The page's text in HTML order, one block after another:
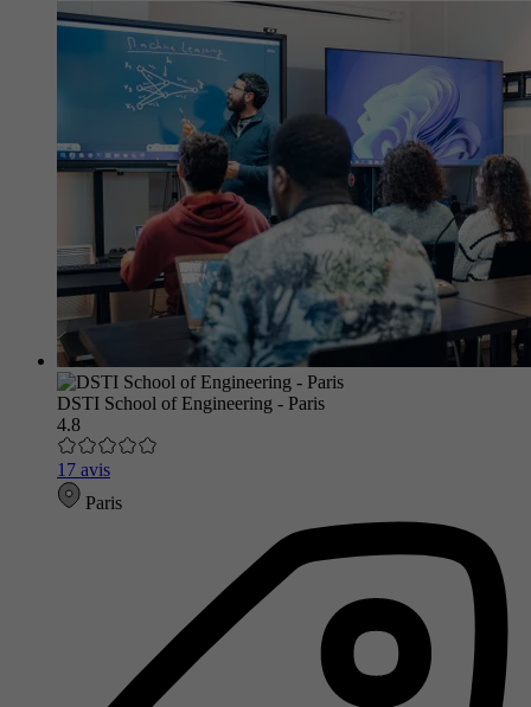
DSTI School of Engineering - Paris
4.8
17 avis
Paris